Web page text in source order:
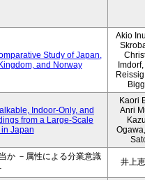
Study of Japan,
and Norway
Akio
Indoor-Only, and
from a Large-Scale
Japan
Kaori
Anri
か －属性による分業意識
井上